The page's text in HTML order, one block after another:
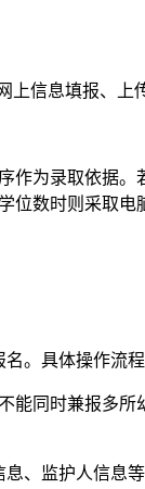
信息填报、上
录取依据。
数时则采取
具体操作流程
同时兼报多所
监护人信息